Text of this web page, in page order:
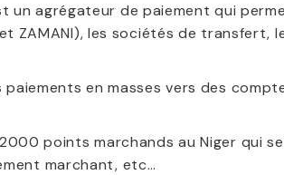
un agrégateur de paiement qui
ZAMANI), les sociétés de transfert,
en masses vers des
points marchands au Niger qui
marchant, etc…